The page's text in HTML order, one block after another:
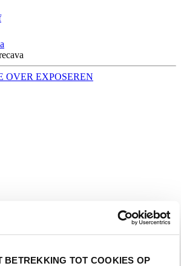
BETREKKING TOT COOKIES OP
OVER EXPOSEREN